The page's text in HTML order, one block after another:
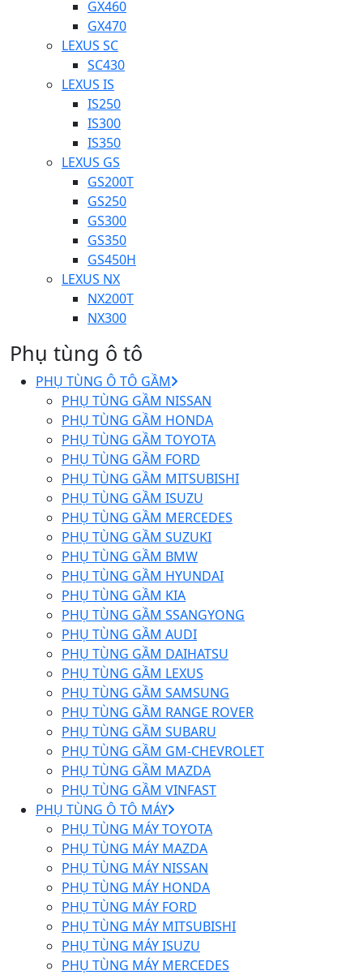
GX460
GX470
LEXUS SC
SC430
LEXUS IS
IS250
IS300
IS350
LEXUS GS
GS200T
GS250
GS300
GS350
GS450H
LEXUS NX
NX200T
NX300
Phụ tùng ô tô
PHỤ TÙNG Ô TÔ GẦM
PHỤ TÙNG GẦM NISSAN
PHỤ TÙNG GẦM HONDA
PHỤ TÙNG GẦM TOYOTA
PHỤ TÙNG GẦM FORD
PHỤ TÙNG GẦM MITSUBISHI
PHỤ TÙNG GẦM ISUZU
PHỤ TÙNG GẦM MERCEDES
PHỤ TÙNG GẦM SUZUKI
PHỤ TÙNG GẦM BMW
PHỤ TÙNG GẦM HYUNDAI
PHỤ TÙNG GẦM KIA
PHỤ TÙNG GẦM SSANGYONG
PHỤ TÙNG GẦM AUDI
PHỤ TÙNG GẦM DAIHATSU
PHỤ TÙNG GẦM LEXUS
PHỤ TÙNG GẦM SAMSUNG
PHỤ TÙNG GẦM RANGE ROVER
PHỤ TÙNG GẦM SUBARU
PHỤ TÙNG GẦM GM-CHEVROLET
PHỤ TÙNG GẦM MAZDA
PHỤ TÙNG GẦM VINFAST
PHỤ TÙNG Ô TÔ MÁY
PHỤ TÙNG MÁY TOYOTA
PHỤ TÙNG MÁY MAZDA
PHỤ TÙNG MÁY NISSAN
PHỤ TÙNG MÁY HONDA
PHỤ TÙNG MÁY FORD
PHỤ TÙNG MÁY MITSUBISHI
PHỤ TÙNG MÁY ISUZU
PHỤ TÙNG MÁY MERCEDES